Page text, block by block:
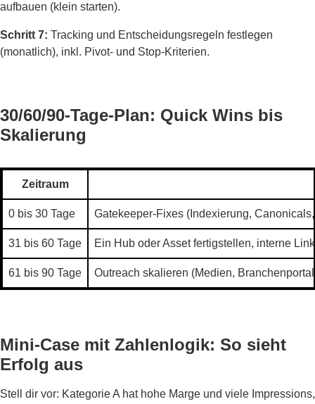
aufbauen (klein starten).
Schritt 7: Tracking und Entscheidungsregeln festlegen
(monatlich), inkl. Pivot- und Stop-Kriterien.
30/60/90-Tage-Plan: Quick Wins bis
Skalierung
Zeitraum
0 bis 30 Tage Gatekeeper-Fixes (Indexierung,
31 bis 60 Tage Ein Hub oder Asset fertigstellen, interne
61 bis 90 Tage Outreach skalieren (Medien,
Mini-Case mit Zahlenlogik: So sieht
Erfolg aus
Stell dir vor: Kategorie A hat hohe Marge und viele Impressions,